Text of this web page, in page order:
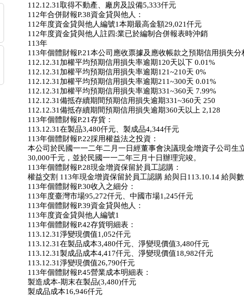
112.12.31取得不動產、廠房及設備5,333仟元
112年合併財報P.38資金貸與他人：
112年度資金貸與他人編號1本期最高金額29,021仟元
112年度資金貸與他人註四:業已於編制合併報表時沖銷
113年
113年個體財報P.21本公司應收票據及應收帳款之預期信用損失分
112.12.31加權平均預期信用損失率逾期120天以下 0.01%
112.12.31加權平均預期信用損失率逾期121~210天 0%
112.12.31加權平均預期信用損失率逾期211~300天 0.01%
112.12.31加權平均預期信用損失率逾期331~360天 7.99%
112.12.31備抵存續期間預期信用損失逾期331~360天 250
112.12.31備抵存續期間預期信用損失逾期360天以上 2,128
113年個體財報P.21存貨：
113.12.31在製品3,480仟元、製成品4,344仟元
113年個體財報P.22採用權益法之投資：
本公司於民國一一二年二月一日經董事會決議現金增資子公司生
30,000千元，並於民國一一二年三月十日辦理完竣。
113年個體財報P.28現金增資保留於員工認購：
權益交割 113年現金增資保留於員工認購 給與日113.10.14 給與
113年個體財報P.30收入之細分：
113年度臺灣市場95,272仟元、中國市場1,245仟元
113年個體財報P.39資金貸與他人：
113年度資金貸與他人編號1
113年個體財報P.42存貨明細表：
113.12.31淨變現價值1,052仟元
113.12.31在製品成本3,480仟元、淨變現價值3,480仟元
113.12.31製成品成本4,417仟元、淨變現價值18,982仟元
113.12.31淨變現價值26,790仟元
113年個體財報P.45營業成本明細表：
製造成本-期末在製品(3,480)仟元
製成品成本16,946仟元